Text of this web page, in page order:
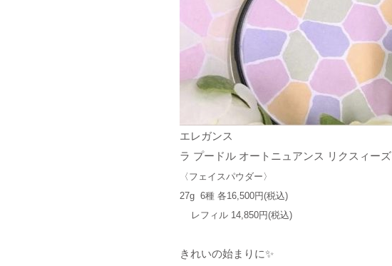
エレガンス
ラ プードル オートニュアンス リクスィーズ
〈フェイスパウダー〉
27g 6種 各16,500円(税込)
レフィル 14,850円(税込)
きれいの始まりに✨